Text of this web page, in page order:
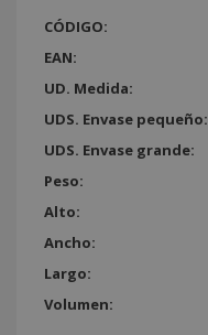
CÓDIGO:
EAN:
UD. Medida:
UDS. Envase pequeño:
UDS. Envase grande:
Peso:
Alto:
Ancho:
Largo:
Volumen: